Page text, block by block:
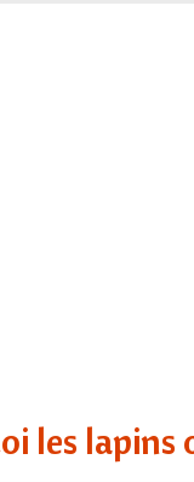
les lapins